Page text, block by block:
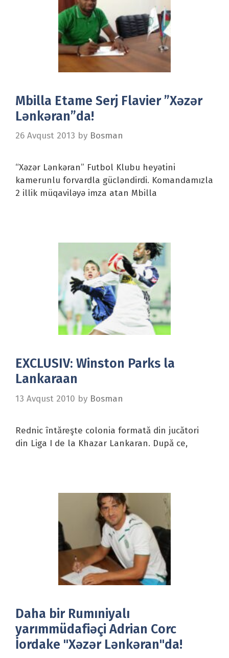
Mbilla Etame Serj Flavier ”Xəzər
Lənkəran”da!
26 Avqust 2013 by Bosman
“Xəzər Lənkəran” Futbol Klubu heyətini
kamerunlu forvardla gücləndirdi. Komandamızla
2 illik müqaviləyə imza atan Mbilla
EXCLUSIV: Winston Parks la
Lankaraan
13 Avqust 2010 by Bosman
Rednic întăreşte colonia formată din jucători
din Liga I de la Khazar Lankaran. După ce,
Daha bir Rumıniyalı
yarımmüdafiəçi Adrian Сorc
İordake "Xəzər Lənkəran"da!